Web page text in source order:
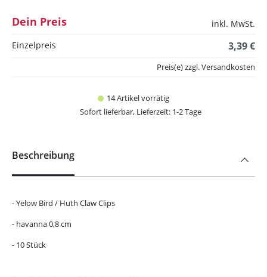
Dein Preis
inkl. MwSt.
Einzelpreis
3,39 €
14 Artikel vorrätig
Sofort lieferbar, Lieferzeit: 1-2 Tage
Preis(e) zzgl. Versandkosten
Beschreibung
- Yelow Bird / Huth Claw Clips
- havanna 0,8 cm
- 10 Stück